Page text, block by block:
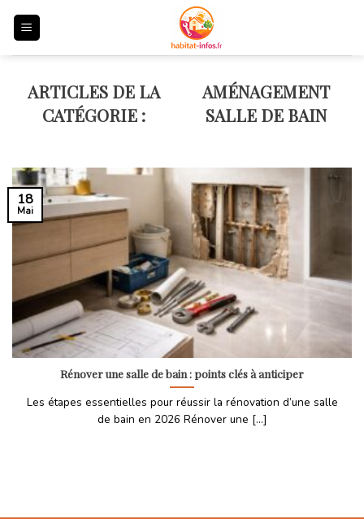
AMÉNAGEMENT
SALLE DE BAIN
Rénover une salle de bain : points clés à anticiper
Les étapes essentielles pour réussir la rénovation d’une salle
de bain en 2026 Rénover une [...]
18
Mai